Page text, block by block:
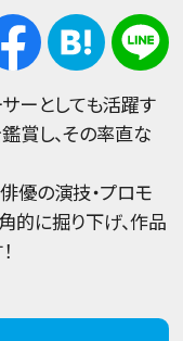
ーとしても活躍す
賞し、その率直な
優の演技・プロモ
的に掘り下げ、作品